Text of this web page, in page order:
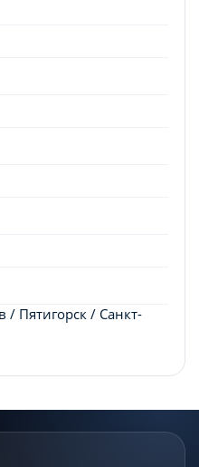
/ Пятигорск / Санкт-